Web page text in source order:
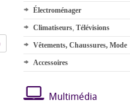
Électroménager
Climatiseurs, Télévisions
Vêtements, Chaussures, Mode
Accessoires
Multimédia